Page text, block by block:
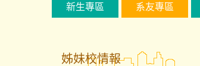
新生專區 系友專區
姊妹校情報